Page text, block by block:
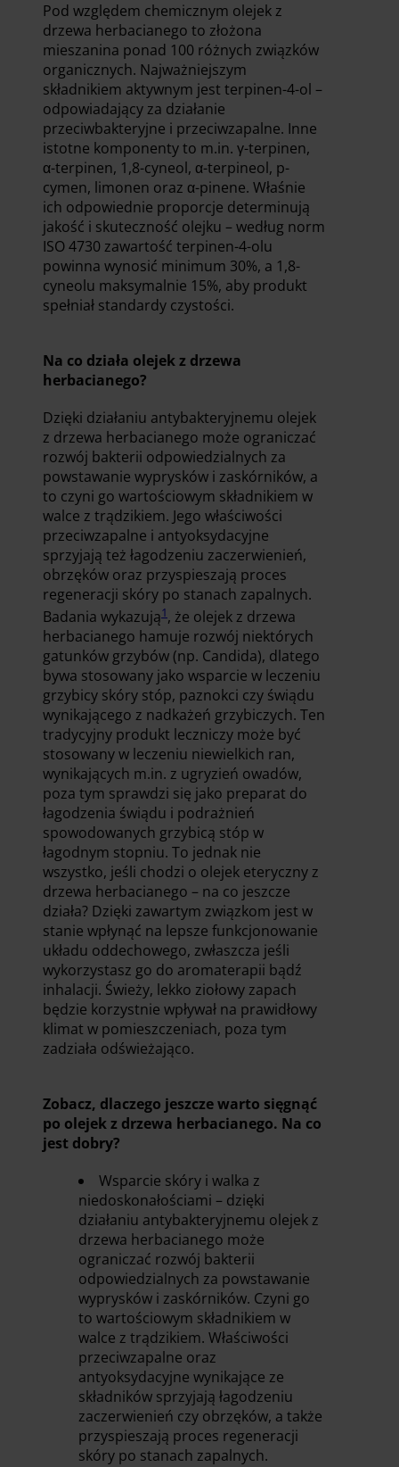
Pod względem chemicznym olejek z
drzewa herbacianego to złożona
mieszanina ponad 100 różnych związków
organicznych. Najważniejszym
składnikiem aktywnym jest terpinen-4-ol –
odpowiadający za działanie
przeciwbakteryjne i przeciwzapalne. Inne
istotne komponenty to m.in. γ-terpinen,
α-terpinen, 1,8-cyneol, α-terpineol, p-
cymen, limonen oraz α-pinene. Właśnie
ich odpowiednie proporcje determinują
jakość i skuteczność olejku – według norm
ISO 4730 zawartość terpinen-4-olu
powinna wynosić minimum 30%, a 1,8-
cyneolu maksymalnie 15%, aby produkt
spełniał standardy czystości.
Na co działa olejek z drzewa
herbacianego?
Dzięki działaniu antybakteryjnemu olejek
z drzewa herbacianego może ograniczać
rozwój bakterii odpowiedzialnych za
powstawanie wyprysków i zaskórników, a
to czyni go wartościowym składnikiem w
walce z trądzikiem. Jego właściwości
przeciwzapalne i antyoksydacyjne
sprzyjają też łagodzeniu zaczerwienień,
obrzęków oraz przyspieszają proces
regeneracji skóry po stanach zapalnych.
Badania wykazują1, że olejek z drzewa
herbacianego hamuje rozwój niektórych
gatunków grzybów (np. Candida), dlatego
bywa stosowany jako wsparcie w leczeniu
grzybicy skóry stóp, paznokci czy świądu
wynikającego z nadkażeń grzybiczych. Ten
tradycyjny produkt leczniczy może być
stosowany w leczeniu niewielkich ran,
wynikających m.in. z ugryzień owadów,
poza tym sprawdzi się jako preparat do
łagodzenia świądu i podrażnień
spowodowanych grzybicą stóp w
łagodnym stopniu. To jednak nie
wszystko, jeśli chodzi o olejek eteryczny z
drzewa herbacianego – na co jeszcze
działa? Dzięki zawartym związkom jest w
stanie wpłynąć na lepsze funkcjonowanie
układu oddechowego, zwłaszcza jeśli
wykorzystasz go do aromaterapii bądź
inhalacji. Świeży, lekko ziołowy zapach
będzie korzystnie wpływał na prawidłowy
klimat w pomieszczeniach, poza tym
zadziała odświeżająco.
Zobacz, dlaczego jeszcze warto sięgnąć
po olejek z drzewa herbacianego. Na co
jest dobry?
Wsparcie skóry i walka z
niedoskonałościami – dzięki
działaniu antybakteryjnemu olejek z
drzewa herbacianego może
ograniczać rozwój bakterii
odpowiedzialnych za powstawanie
wyprysków i zaskórników. Czyni go
to wartościowym składnikiem w
walce z trądzikiem. Właściwości
przeciwzapalne oraz
antyoksydacyjne wynikające ze
składników sprzyjają łagodzeniu
zaczerwienień czy obrzęków, a także
przyspieszają proces regeneracji
skóry po stanach zapalnych.